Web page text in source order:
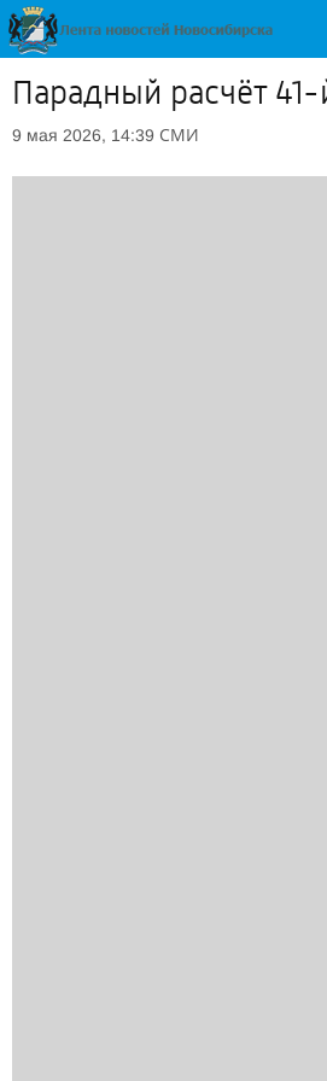
Парадный расчёт
9 мая 2026, 14:39 СМИ